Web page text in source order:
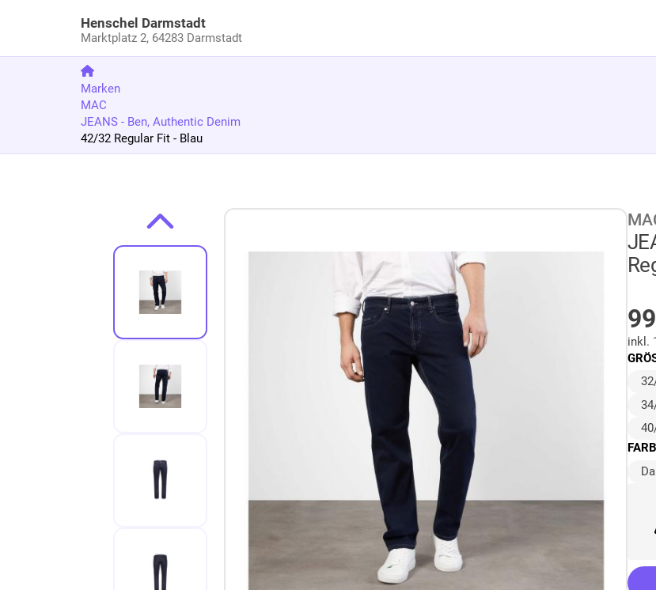
Henschel Darmstadt
Marktplatz 2, 64283 Darmstadt
Marken
MAC
JEANS - Ben, Authentic Denim
42/32 Regular Fit - Blau
Zur Produktbeschreibung springen
inkl.